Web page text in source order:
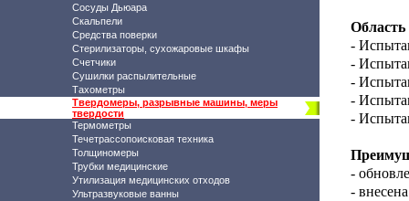
Сосуды Дьюара
Скальпели
Средства поверки
Стерилизаторы, сухожаровые шкафы
Счетчики
Сушилки распылительные
Тахометры
Твердомеры, разрывные машины, меры
твердости
Термометры
Течетрассопоисковая техника
Толщиномеры
Трубки медицинские
Утилизация медицинских отходов
Ультразвуковые ванны
-
-
-
-
-
-
-